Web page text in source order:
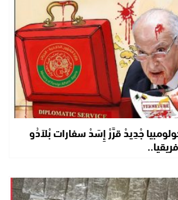
جْدِيدْ قرَّرْ إِسَدْ سفارات بْلاَدُو